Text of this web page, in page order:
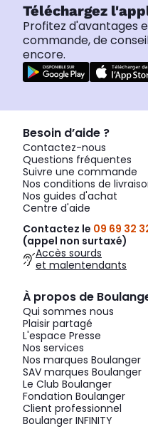
Téléchargez
Profitez d'avantages
commande, de
encore.
Besoin d’aide ?
Contactez-nous
Questions fréquentes
Suivre une commande
Nos conditions de
Nos guides d'achat
Centre d'aide
Contactez le 09 69 32
(appel non surtaxé)
Accès sourds
et malentendants
À propos de
Qui sommes nous
Plaisir partagé
L'espace Presse
Nos services
Nos marques Boulanger
SAV marques Boulanger
Le Club Boulanger
Fondation Boulanger
Client professionnel
Boulanger INFINITY